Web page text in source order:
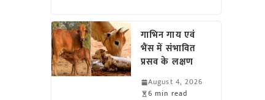
गाभिन गाय एवं
भैंस में संभावित
प्रसव के लक्षण
August 4, 2026
6 min read